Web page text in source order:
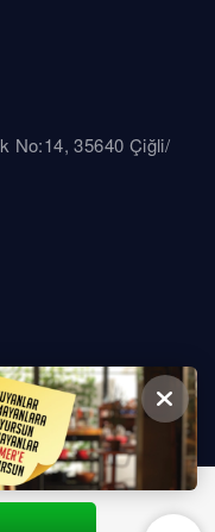
No:14, 35640 Çiğli/